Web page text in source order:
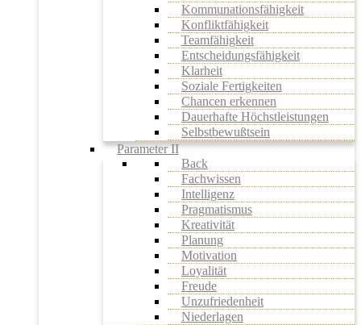
Kommunationsfähigkeit
Konfliktfähigkeit
Teamfähigkeit
Entscheidungsfähigkeit
Klarheit
Soziale Fertigkeiten
Chancen erkennen
Dauerhafte Höchstleistungen
Selbstbewußtsein
Parameter II
Back
Fachwissen
Intelligenz
Pragmatismus
Kreativität
Planung
Motivation
Loyalität
Freude
Unzufriedenheit
Niederlagen